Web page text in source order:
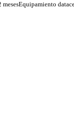
mesesEquipamiento